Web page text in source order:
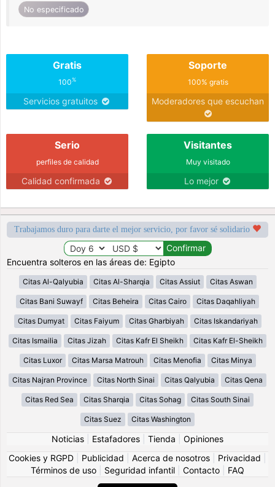
No especificado
Gratis
100%
Servicios gratuitos
Soporte
100% gratis
Moderadores que escuchan
Serio
perfiles de calidad
Calidad confirmada
Visitantes
Muy visitado
Lo mejor
Trabajamos duro para darte el mejor servicio, por favor sé solidario
Encuentra solteros en las áreas de: Egipto
Citas Al-Qalyubia Citas Al-Sharqia Citas Assiut Citas Aswan
Citas Bani Suwayf Citas Beheira Citas Cairo Citas Daqahliyah
Citas Dumyat Citas Faiyum Citas Gharbiyah Citas Iskandariyah
Citas Ismailia Citas Jizah Citas Kafr El Sheikh Citas Kafr El-Sheikh
Citas Luxor Citas Marsa Matrouh Citas Menofia Citas Minya
Citas Najran Province Citas North Sinai Citas Qalyubia Citas Qena
Citas Red Sea Citas Sharqia Citas Sohag Citas South Sinai
Citas Suez Citas Washington
Noticias Estafadores Tienda
Opiniones
Cookies y RGPD
Publicidad Acerca de nosotros Privacidad
Términos de uso
Seguridad infantil Contacto FAQ